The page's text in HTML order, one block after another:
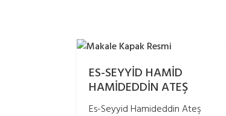
ES-SEYYİD HAMİD
HAMİDEDDİN ATEŞ
Es-Seyyid Hamideddin Ateş